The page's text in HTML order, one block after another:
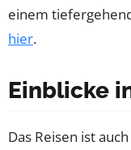
einem
hier.
Einblicke
Das Reisen ist